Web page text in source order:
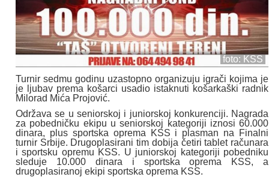
foto: KSS
Turnir sedmu godinu uzastopno organizuju igrači kojima je
je ljubav prema košarci usadio istaknuti košarkaški radnik
Milorad Mića Projović.
Održava se u seniorskoj i juniorskoj konkurenciji. Nagrada
za pobedničku ekipu u seniorskoj kategoriji iznosi 60.000
dinara, plus sportska oprema KSS i plasman na Finalni
turnir Srbije. Drugoplasirani tim dobija četiri tablet računara
i sportsku opremu KSS. U juniorskoj kategoriji pobedniku
sleduje 10.000 dinara i sportska oprema KSS, a
drugoplasiranoj ekipi sportska oprema KSS.